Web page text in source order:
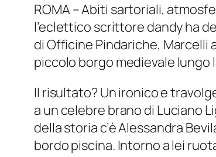
ROMA – Abiti sartoriali,
l’eclettico scrittore dandyha
di Officine Pindariche, Marcelli
piccolo borgo medievale lungo
Il risultato? Un ironico e
a un celebre brano di Luciano
della storia c’è Alessandra
bordo piscina. Intorno a lei